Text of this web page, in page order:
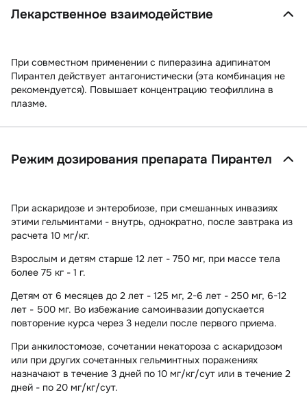
Лекарственное взаимодействие
При совместном применении с пиперазина адипинатом
Пирантел действует антагонистически (эта комбинация не
рекомендуется). Повышает концентрацию теофиллина в
плазме.
Режим дозирования препарата Пирантел
При аскаридозе и энтеробиозе, при смешанных инвазиях
этими гельминтами - внутрь, однократно, после завтрака из
расчета 10 мг/кг.
Взрослым и детям старше 12 лет - 750 мг, при массе тела
более 75 кг - 1 г.
Детям от 6 месяцев до 2 лет - 125 мг, 2-6 лет - 250 мг, 6-12
лет - 500 мг. Во избежание самоинвазии допускается
повторение курса через 3 недели после первого приема.
При анкилостомозе, сочетании некатороза с аскаридозом
или при других сочетанных гельминтных поражениях
назначают в течение 3 дней по 10 мг/кг/сут или в течение 2
дней - по 20 мг/кг/сут.